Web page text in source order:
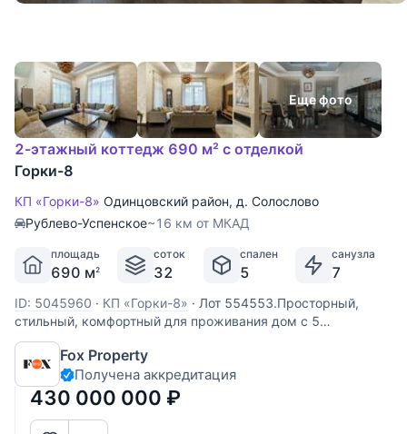
Еще фото
2-этажный коттедж 690 м² с отделкой
Горки-8
КП «Горки-8» Одинцовский район, д. Солослово
Рублево-Успенское~16 км от МКАД
площадь
690 м2
соток
32
спален
5
санузла
7
ID: 5045960 · КП «Горки-8» · Лот 554553.Просторный,
стильный, комфортный для проживания дом с 5
спальнями, СПА зоной и бассейном, дополнительно с
гаражом и квартирой для персонала , отдельно-стоящей
баней , уютной беседкой, потрясающим ландшафтом,
напоминающим ботанический сад с
Fox Property
Получена аккредитация
430 000 000 ₽